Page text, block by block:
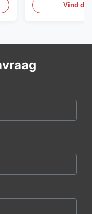
Vind de